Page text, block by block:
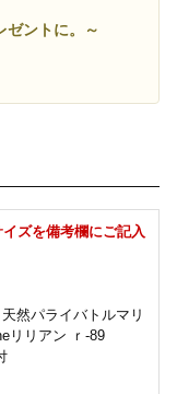
ゼントに。～
ズを備考欄にご記入
然パライバトルマリ
リリアン ｒ-89